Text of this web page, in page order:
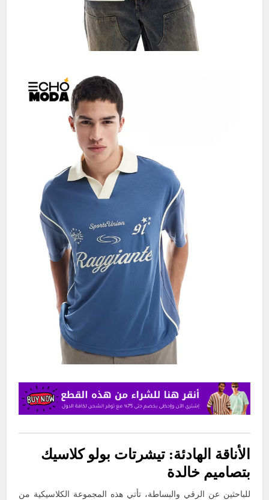
الأناقة الهادئة: تيشرتات بولو كلاسيك
بتصاميم خالدة
للباحثين عن الرقي والبساطة، تأتي هذه المجموعة الكلاسيكية من